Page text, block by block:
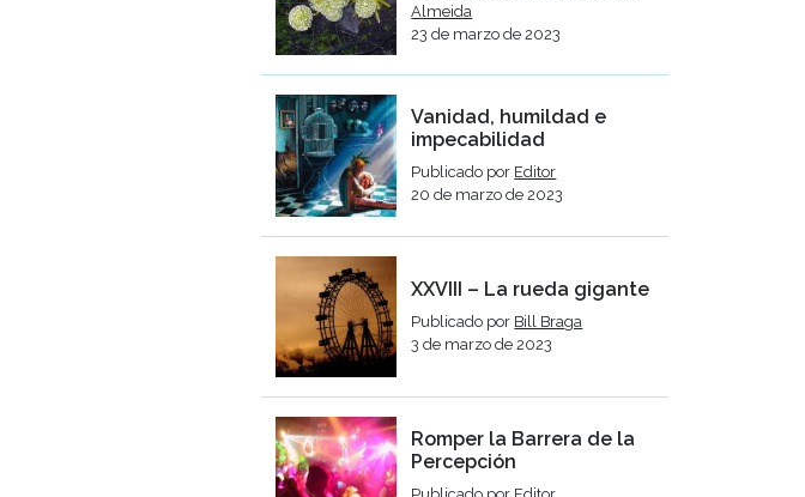
Almeida
23 de marzo de 2023
Vanidad, humildad e
impecabilidad
Publicado por Editor
20 de marzo de 2023
XXVIII – La rueda gigante
Publicado por Bill Braga
3 de marzo de 2023
Romper la Barrera de la
Percepción